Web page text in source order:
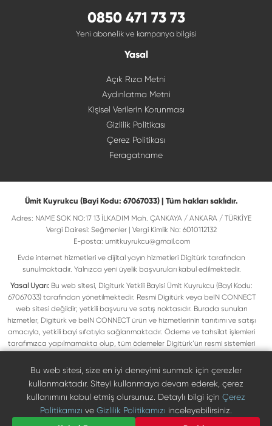
0850 471 73 73
Yeni abonelik ve kampanya bilgisi
Yasal
Açık Rıza Metni
Aydınlatma Metni
Kişisel Verilerin Korunması
Gizlilik Politikası
Çerez Politikası
Feragatname
Ümit Kuyrukcu (Bayi Kodu: 67067033) | Tüm hakları saklıdır.
Adres: NAME SOK NO:17 13 İLKADIM Mah. ÇANKAYA / ANKARA / TÜRKİYE
Vergi Dairesi: Seğmenler | Vergi Kimlik No: 6010112132
E-posta: umitkuyrukcu@gmail.com
Evde internet hizmetleri ve dijital yayın hizmetleri Digitürk tarafından
sunulmaktadır. Yalnızca yeni üyelik başvuruları kabul edilmektedir.
Yasal Uyarı: Bu web sitesi, Digiturk Yetkili Bayisi Ümit Kuyrukcu (Bayi Kodu:
67067033) tarafından yönetilmektedir. Resmi Digitürk veya beIN CONNECT
web sitesi değildir; yetkili başvuru ve satış noktasıdır. Burada sunulan
hizmetler, Digitürk ve beIN CONNECT ürün ve hizmetlerinin tanıtımı ve satışı
amacıyla, yetkili bayi sıfatıyla sağlanmaktadır. Ödeme ve tahsilat işlemleri
tarafımızca yapılmamakta olup, tüm ödemeler Digitürk’ün resmi sistemleri
ilgili hak sahiplerine ait olup yasal koruma altındadır. Bu markalar, yalnızca
marka sahiplerinin kullanım koşullarına uygun şekilde kullanılmaktadır. Digitürk
veya beIN CONNECT’in resmi web sitelerine ulaşmak için ilgili markaların
doğrudan resmi kanallarını ziyaret edebilirsiniz.
Digiturk resmî bayi listesinde doğrulayın
Bu web sitesi, size en iyi deneyimi sunmak için çerezler
kullanmaktadır. Siteyi kullanmaya devam ederek, çerez
kullanımını kabul etmiş olursunuz. Detaylı bilgi için Çerez
Politikamızı ve Gizlilik Politikamızı inceleyebilirsiniz.